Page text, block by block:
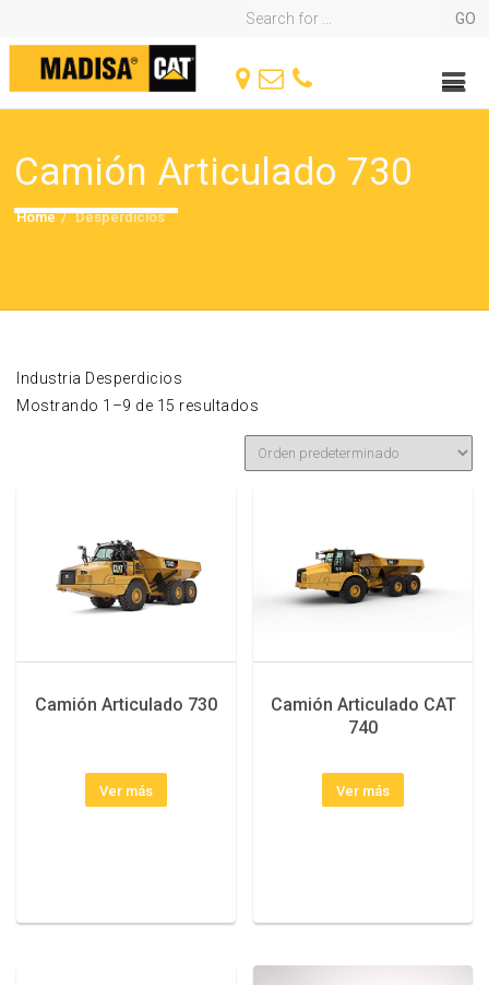
Camión Articulado 730
Home Desperdicios
Industria Desperdicios
Mostrando 1–9 de 15 resultados
Camión Articulado 730
Ver más
Camión Articulado CAT
740
Ver más